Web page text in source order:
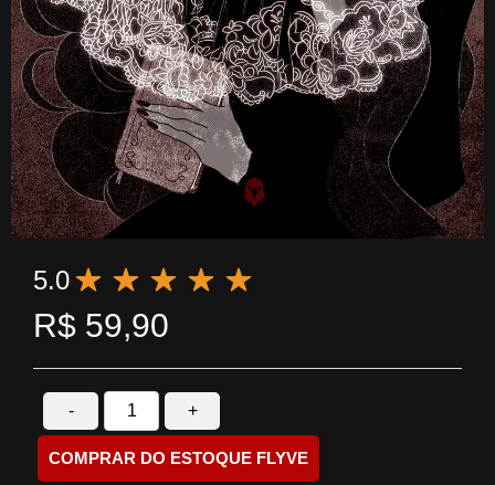
5.0
R$ 59,90
- +
COMPRAR DO ESTOQUE FLYVE